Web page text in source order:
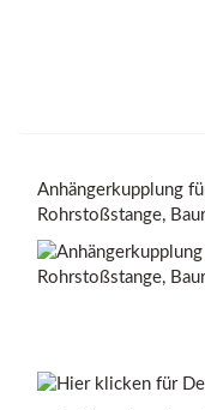
Anhängerkupplung
Rohrstoßstange,